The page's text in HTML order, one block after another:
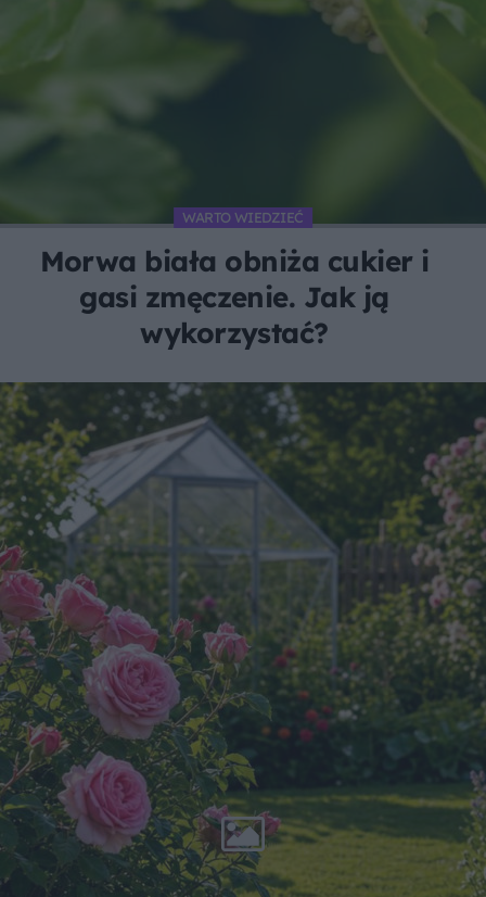
WARTO WIEDZIEĆ
Morwa biała obniża cukier i
gasi zmęczenie. Jak ją
wykorzystać?